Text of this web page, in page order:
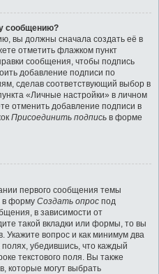
сообщению?
вы должны сначала создать её в
отметить флажком пункт
сообщения, чтобы подпись
добавление подписи по
сделав соответствующий выбор в
«Личные настройки» в личном
отменить добавление подписи в
Присоединить подпись в форме
первого сообщения темы
в форму Создать опрос под
в зависимости от
такой вкладки или формы, то вы
Укажите вопрос и как минимум два
убедившись, что каждый
текстового поля. Вы также
которые могут выбрать